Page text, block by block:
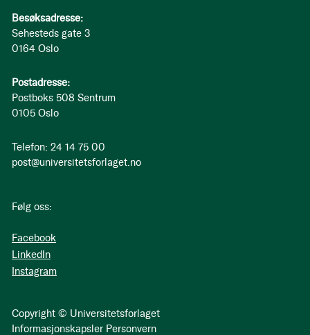
Besøksadresse:
Sehesteds gate 3
0164 Oslo
Postadresse:
Postboks 508 Sentrum
0105 Oslo
Telefon: 24 14 75 00
post@universitetsforlaget.no
Følg oss:
Facebook
LinkedIn
Instagram
Copyright © Universitetsforlaget
Informasjonskapsler Personvern